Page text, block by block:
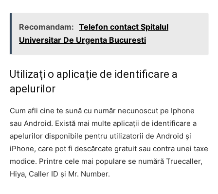
Recomandam: Telefon contact Spitalul
Universitar De Urgenta Bucuresti
Utilizați o aplicație de identificare a
apelurilor
Cum afli cine te sună cu număr necunoscut pe Iphone
sau Android. Există mai multe aplicații de identificare a
apelurilor disponibile pentru utilizatorii de Android și
iPhone, care pot fi descărcate gratuit sau contra unei taxe
modice. Printre cele mai populare se numără Truecaller,
Hiya, Caller ID și Mr. Number.